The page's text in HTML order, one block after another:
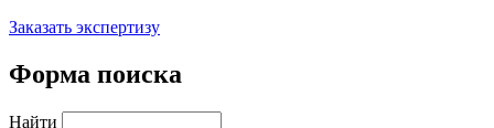
Заказать экспертизу
Форма поиска
Найти